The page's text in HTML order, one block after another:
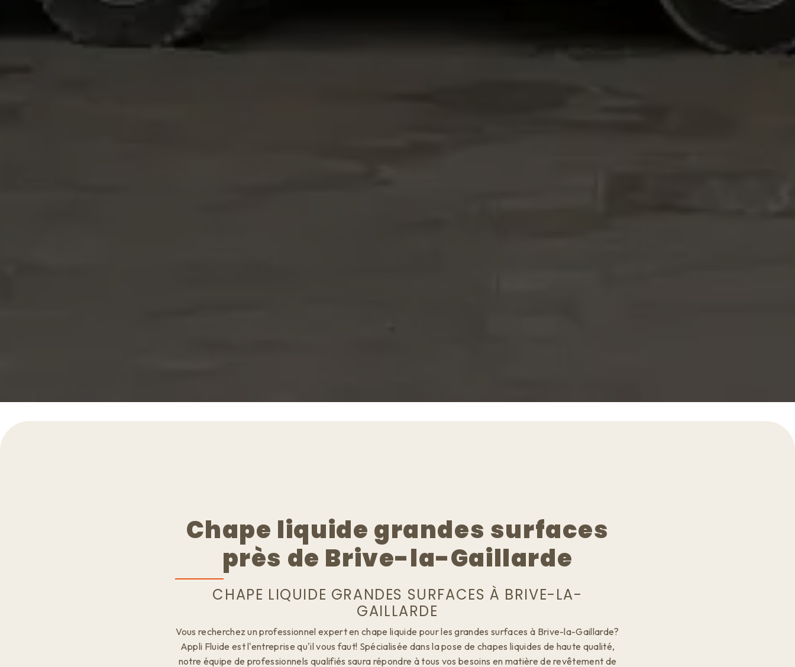
Chape liquide grandes surfaces
près de Brive-la-Gaillarde
CHAPE LIQUIDE GRANDES SURFACES À BRIVE-LA-
GAILLARDE
Vous recherchez un professionnel expert en chape liquide pour les grandes surfaces à Brive-la-Gaillarde?
Appli Fluide est l'entreprise qu'il vous faut! Spécialisée dans la pose de chapes liquides de haute qualité,
notre équipe de professionnels qualifiés saura répondre à tous vos besoins en matière de revêtement de